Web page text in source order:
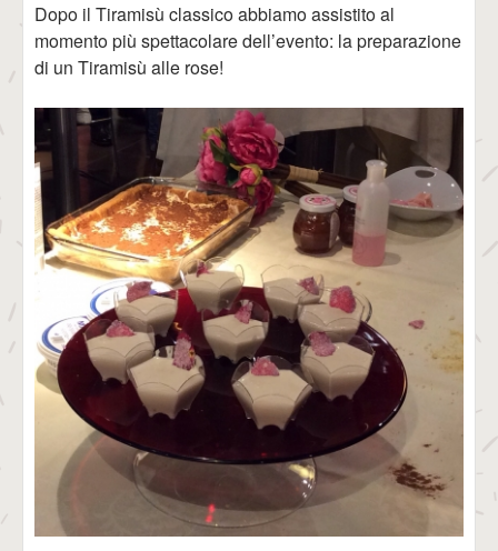
Dopo il Tiramisù classico abbiamo assistito al
momento più spettacolare dell’evento: la preparazione
di un Tiramisù alle rose!